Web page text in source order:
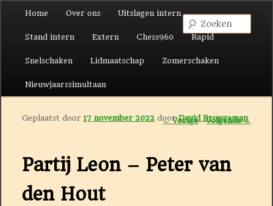
Spring naar de primaire inhoud
Spring naar de secundaire inhoud
Home Over ons Uitslagen intern
Stand intern Extern Chess960 Rapid
Snelschaken Lidmaatschap Zomerschaken
Nieuwjaarssimultaan
Berichtnavigatie
←Vorige Volgende→
Partij Leon – Peter van
den Hout
Geplaatst door 17 november 2022 doorDavid Bruggeman